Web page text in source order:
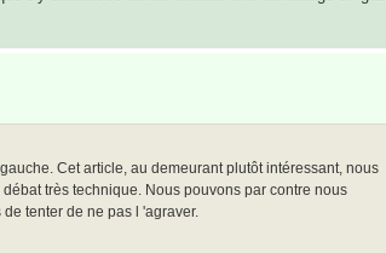
Cet article, au demeurant plutôt intéressant, nous
très technique. Nous pouvons par contre nous
tenter de ne pas l 'agraver.